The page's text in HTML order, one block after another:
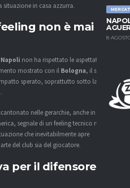
8
situazione in casa azzurra.
non è mai
Napoli non ha rispettato le aspettative
mostrato con il Bologna, il salto in
sperato, soprattutto sotto la
.
nelle gerarchie, anche in
segnale di un feeling tecnico mai
che inevitabilmente apre
del club sia del giocatore.
per il difensore